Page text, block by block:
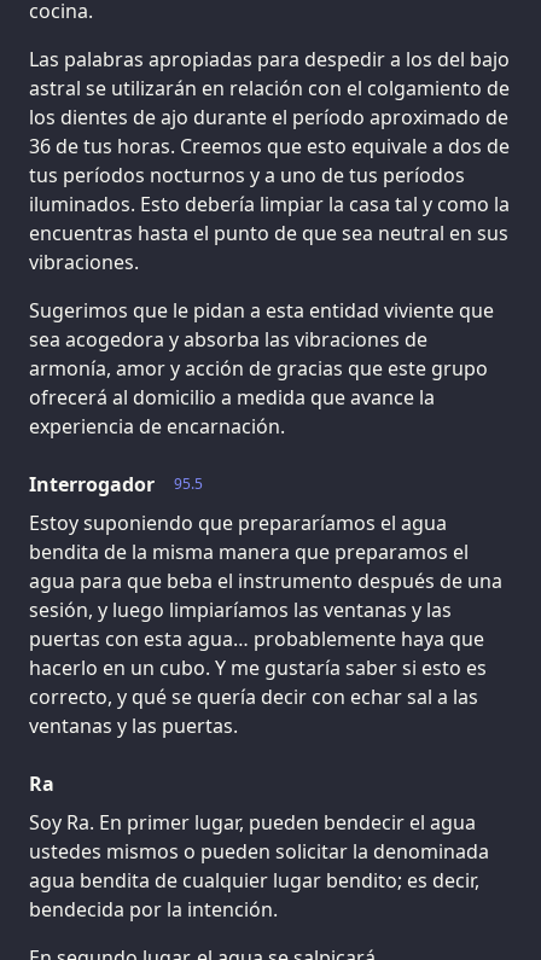
cocina.
Las palabras apropiadas para despedir a los del bajo
astral se utilizarán en relación con el colgamiento de
los dientes de ajo durante el período aproximado de
36 de tus horas. Creemos que esto equivale a dos de
tus períodos nocturnos y a uno de tus períodos
iluminados. Esto debería limpiar la casa tal y como la
encuentras hasta el punto de que sea neutral en sus
vibraciones.
Sugerimos que le pidan a esta entidad viviente que
sea acogedora y absorba las vibraciones de
armonía, amor y acción de gracias que este grupo
ofrecerá al domicilio a medida que avance la
experiencia de encarnación.
95.5
Interrogador
Estoy suponiendo que prepararíamos el agua
bendita de la misma manera que preparamos el
agua para que beba el instrumento después de una
sesión, y luego limpiaríamos las ventanas y las
puertas con esta agua… probablemente haya que
hacerlo en un cubo. Y me gustaría saber si esto es
correcto, y qué se quería decir con echar sal a las
ventanas y las puertas.
Ra
Soy Ra. En primer lugar, pueden bendecir el agua
ustedes mismos o pueden solicitar la denominada
agua bendita de cualquier lugar bendito; es decir,
bendecida por la intención.